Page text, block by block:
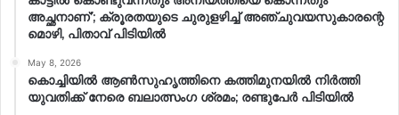
അച്ഛനാണ്’; ക്രൂരതയുടെ ചുരുളഴിച്ച് അഞ്ചുവയസുകാരന്റെ
മൊഴി, പിതാവ് പിടിയിൽ
May 8, 2026
കൊച്ചിയിൽ ആൺസുഹൃത്തിനെ കത്തിമുനയിൽ നിർത്തി
യുവതിക്ക് നേരെ ബലാത്സംഗ​ ശ്രമം; രണ്ടുപേർ പിടിയിൽ